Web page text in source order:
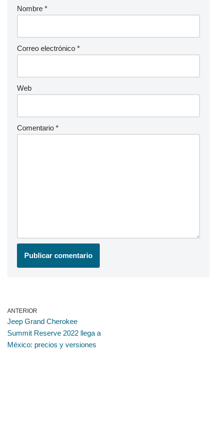
Nombre *
Correo electrónico *
Web
Comentario *
ANTERIOR
Jeep Grand Cherokee
Summit Reserve 2022 llega a
México: precios y versiones